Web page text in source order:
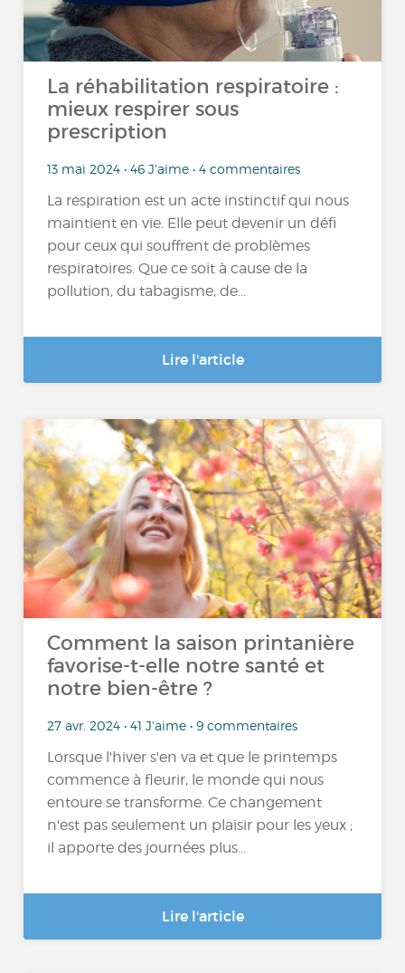
La réhabilitation respiratoire :
mieux respirer sous
prescription
13 mai 2024 • 46 J'aime • 4 commentaires
La respiration est un acte instinctif qui nous
maintient en vie. Elle peut devenir un défi
pour ceux qui souffrent de problèmes
respiratoires. Que ce soit à cause de la
pollution, du tabagisme, de...
Lire l'article
Comment la saison printanière
favorise-t-elle notre santé et
notre bien-être ?
27 avr. 2024 • 41 J'aime • 9 commentaires
Lorsque l'hiver s'en va et que le printemps
commence à fleurir, le monde qui nous
entoure se transforme. Ce changement
n'est pas seulement un plaisir pour les yeux ;
il apporte des journées plus...
Lire l'article